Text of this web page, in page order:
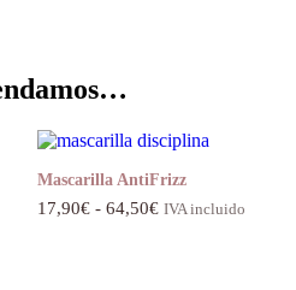
Mascarilla AntiFrizz
17,90€ - 64,50€Rango
IVA incluido